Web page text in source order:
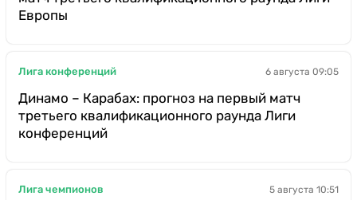
Европы
Лига конференций 6 августа 09:05
Динамо – Карабах: прогноз на первый матч
третьего квалификационного раунда Лиги
конференций
Лига чемпионов 5 августа 10:51